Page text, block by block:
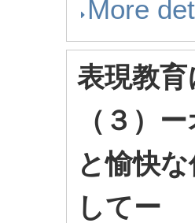
More
表現教
（３）
と愉快
してー